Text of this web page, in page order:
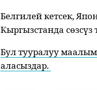
Белгилей кетсек,
Кыргызстанда
Бул тууралуу
аласыздар.